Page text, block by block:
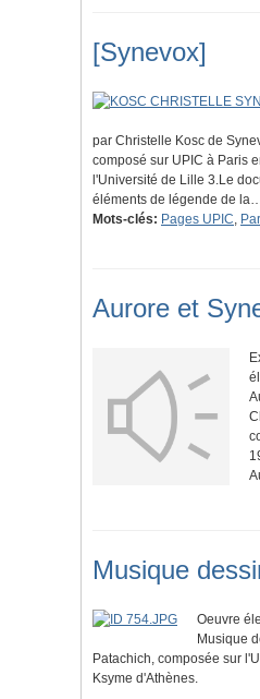
[Synevox]
par Christelle Kosc de
composé sur UPIC à Paris
l'Université de Lille 3.Le
éléments de légende de
Mots-clés: Pages UPIC,
Aurore et
Musique
Oeuvre
Musique
Patachich, composée sur
Ksyme d'Athènes.